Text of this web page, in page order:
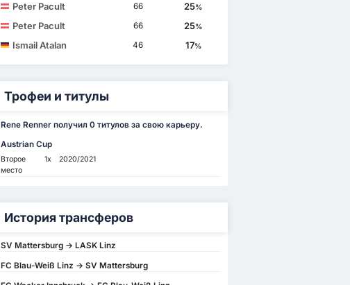
Peter Pacult 66 25%
Peter Pacult 66 25%
Ismail Atalan 46 17%
Трофеи и титулы
Rene Renner получил 0 титулов за свою карьеру.
Austrian Cup
Второе
место
1x 2020/2021
История трансферов
SV Mattersburg -> LASK Linz
FC Blau-Weiß Linz -> SV Mattersburg